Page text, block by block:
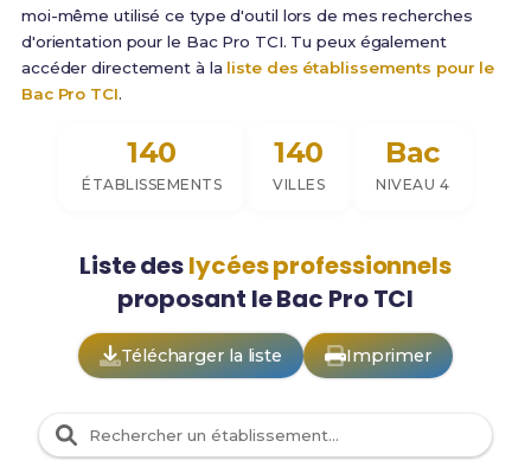
moi-même utilisé ce type d'outil lors de mes recherches
d'orientation pour le Bac Pro TCI. Tu peux également
accéder directement à la liste des établissements pour le
Bac Pro TCI.
140
ÉTABLISSEMENTS
140
VILLES
Bac
NIVEAU 4
Liste deslycées professionnels
proposant le Bac Pro TCI
Télécharger la liste Imprimer